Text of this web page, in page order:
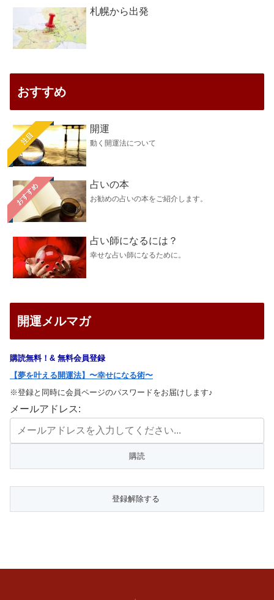
札幌から出発
おすすめ
注目
開運
動く開運法について
おすすめ 占いの本
お勧めの占いの本をご紹介します。
占い師になるには？
幸せな占い師になるために。
開運メルマガ
購読無料！& 無料会員登録
【夢を叶える開運法】〜幸せになる術〜
※登録と同時に会員ページのパスワードをお届けします♪
メールアドレス: